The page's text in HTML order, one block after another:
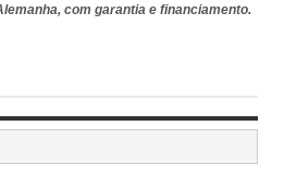
com garantia e financiamento.